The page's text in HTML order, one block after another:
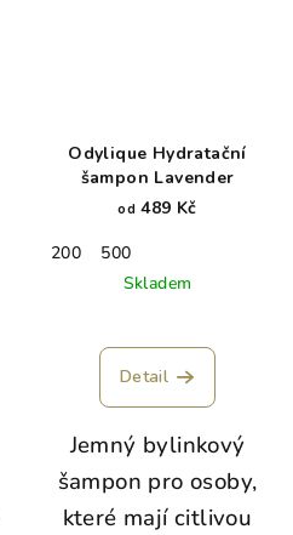
Odylique Hydratační
šampon Lavender
od 489 Kč
200
500
Skladem
Detail
Jemný bylinkový
šampon pro osoby,
které mají citlivou